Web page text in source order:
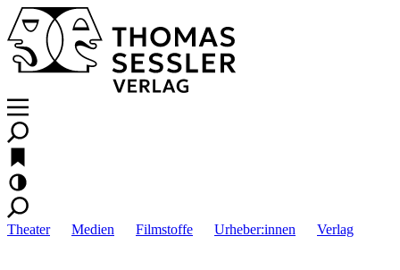
Theater Medien Filmstoffe Urheber:innen Verlag